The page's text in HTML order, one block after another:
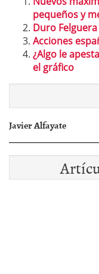
pequeños y
Duro
Acciones
¿Algo le
el gráfico
Javier Alfayate